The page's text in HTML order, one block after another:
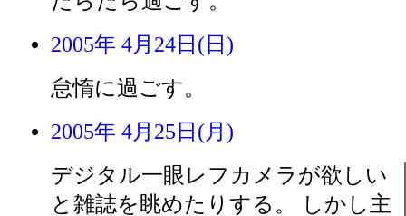
2005年 4月24日(日)
怠惰に過ごす。
2005年 4月25日(月)
デジタル一眼レフカメラが欲しい
と雑誌を眺めたりする。 しかし主